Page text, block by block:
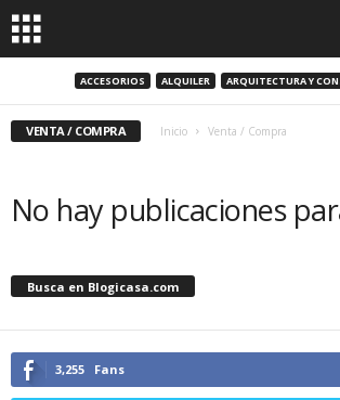
ACCESORIOS ALQUILER ARQUITECTURA Y
VENTA / COMPRA Inicio Venta / Compra
No hay publicaciones
Busca en Blogicasa.com
3,255 Fans